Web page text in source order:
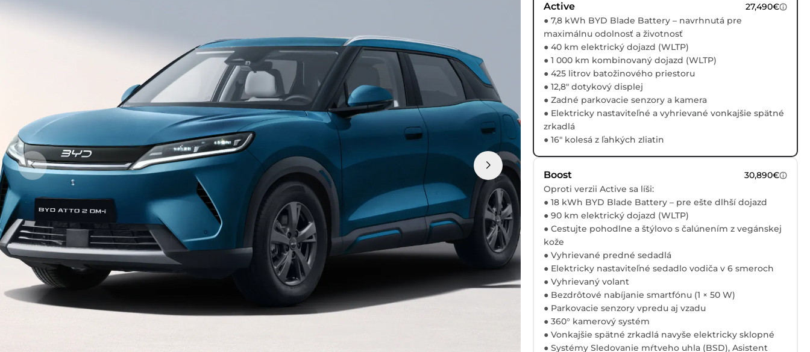
Active
27,490€
● 7,8 kWh BYD Blade Battery – navrhnutá pre
maximálnu odolnosť a životnosť
● 40 km elektrický dojazd (WLTP)
● 1 000 km kombinovaný dojazd (WLTP)
● 425 litrov batožinového priestoru
● 12,8" dotykový displej
● Zadné parkovacie senzory a kamera
● Elektricky nastaviteľné a vyhrievané vonkajšie spätné
zrkadlá
● 16" kolesá z ľahkých zliatin
Boost
30,890€
Oproti verzii Active sa líši:
● 18 kWh BYD Blade Battery – pre ešte dlhší dojazd
● 90 km elektrický dojazd (WLTP)
● Cestujte pohodlne a štýlovo s čalúnením z vegánskej
kože
● Vyhrievané predné sedadlá
● Elektricky nastaviteľné sedadlo vodiča v 6 smeroch
● Vyhrievaný volant
● Bezdrôtové nabíjanie smartfónu (1 × 50 W)
● Parkovacie senzory vpredu aj vzadu
● 360° kamerový systém
● Vonkajšie spätné zrkadlá navyše elektricky sklopné
● Systémy Sledovanie mŕtveho uhla (BSD), Asistent